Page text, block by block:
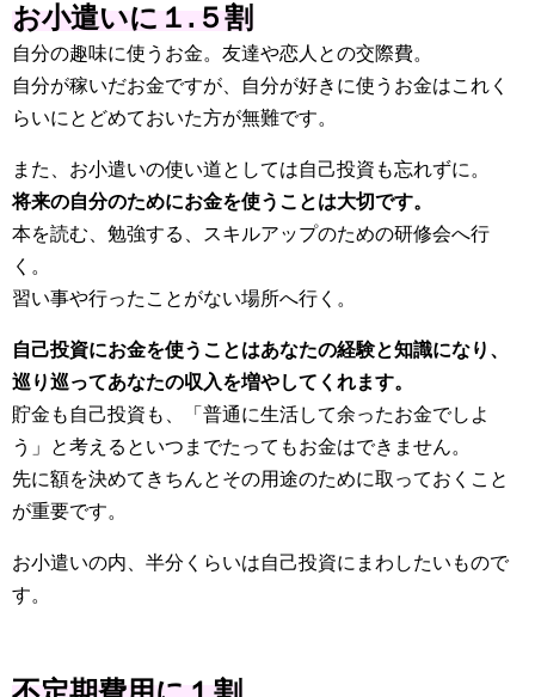
お小遣いに１.５割
自分の趣味に使うお金。友達や恋人との交際費。
自分が稼いだお金ですが、自分が好きに使うお金はこれく
らいにとどめておいた方が無難です。
また、お小遣いの使い道としては自己投資も忘れずに。
将来の自分のためにお金を使うことは大切です。
本を読む、勉強する、スキルアップのための研修会へ行
く。
習い事や行ったことがない場所へ行く。
自己投資にお金を使うことはあなたの経験と知識になり、
巡り巡ってあなたの収入を増やしてくれます。
貯金も自己投資も、「普通に生活して余ったお金でしよ
う」と考えるといつまでたってもお金はできません。
先に額を決めてきちんとその用途のために取っておくこと
が重要です。
お小遣いの内、半分くらいは自己投資にまわしたいもので
す。